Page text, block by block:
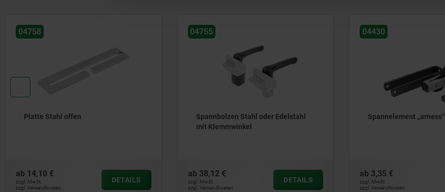
04758
Platte Stahl offen
ab 14,10 €
zzgl. MwSt.
zzgl. Versandkosten
DETAILS
04755
Spannbolzen Stahl oder Edelstahl
mit Klemmwinkel
ab 38,12 €
zzgl. MwSt.
zzgl. Versandkosten
DETAILS
04430
Spannelement „arness“
ab 3,35 €
zzgl. MwSt.
zzgl. Versandkosten